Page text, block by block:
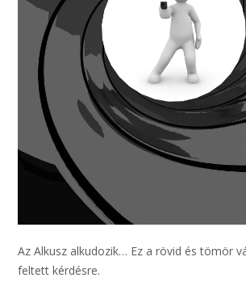
Az Alkusz alkudozik… Ez a rövid és tömör
feltett kérdésre.